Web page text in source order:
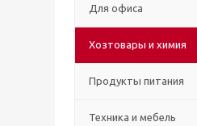
Для офиса
Хозтовары и химия
Продукты питания
Техника и мебель